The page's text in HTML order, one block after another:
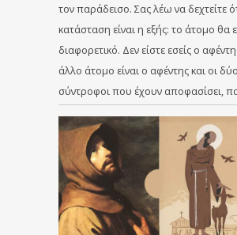
τον παράδεισο. Σας λέω να δεχτείτε
κατάσταση είναι η εξής: το άτομο θα
διαφορετικό. Δεν είστε εσείς ο
άλλο άτομο είναι ο αφέντης και οι
σύντροφοι που έχουν αποφασίσει,